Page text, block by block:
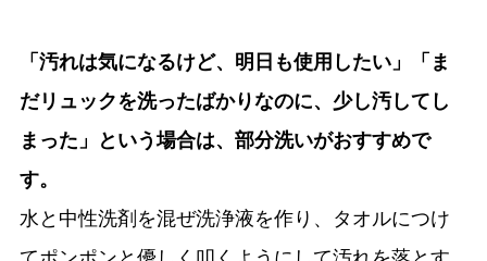
「汚れは気になるけど、明日も使用したい」「ま
だリュックを洗ったばかりなのに、少し汚してし
まった」という場合は、部分洗いがおすすめで
す。
水と中性洗剤を混ぜ洗浄液を作り、タオルにつけ